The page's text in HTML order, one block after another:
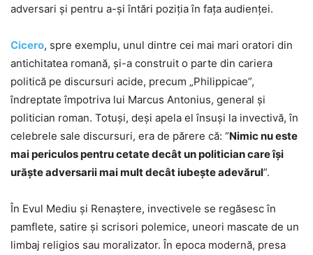
adversari şi pentru a-şi întări poziţia în faţa audienţei.
Cicero, spre exemplu, unul dintre cei mai mari oratori din
antichitatea romană, şi-a construit o parte din cariera
politică pe discursuri acide, precum „Philippicae”,
îndreptate împotriva lui Marcus Antonius, general și
politician roman. Totuşi, deşi apela el însuşi la invectivă, în
celebrele sale discursuri, era de părere că: “Nimic nu este
mai periculos pentru cetate decât un politician care își
urăște adversarii mai mult decât iubește adevărul”.
În Evul Mediu şi Renaștere, invectivele se regăsesc în
pamflete, satire şi scrisori polemice, uneori mascate de un
limbaj religios sau moralizator. În epoca modernă, presa